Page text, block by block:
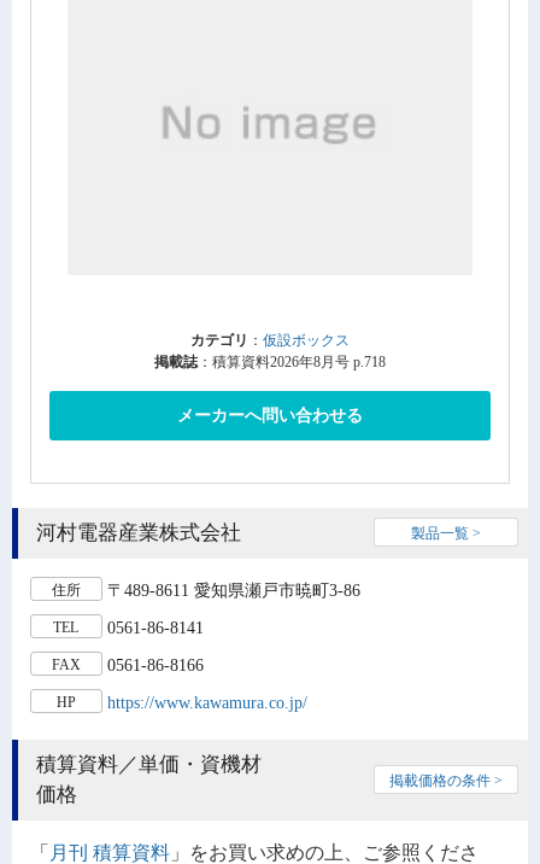
カテゴリ ： 仮設ボックス
掲載誌 ：積算資料2026年8月号 p.718
メーカーへ問い合わせる
河村電器産業株式会社 製品一覧 >
住所 〒489-8611 愛知県瀬戸市暁町3-86
TEL 0561-86-8141
FAX 0561-86-8166
HP https://www.kawamura.co.jp/
積算資料／単価・資機材
価格
掲載価格の条件 >
「 月刊 積算資料 」をお買い求めの上、ご参照くださ